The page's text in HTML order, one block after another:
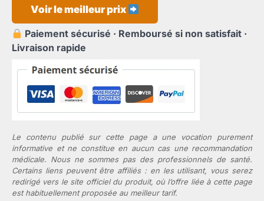
Voir le meilleur prix
Paiement sécurisé · Remboursé si non satisfait ·
Livraison rapide
Le contenu publié sur cette page a une vocation purement
informative et ne constitue en aucun cas une recommandation
médicale. Nous ne sommes pas des professionnels de santé.
Certains liens peuvent être affiliés : en les utilisant, vous serez
redirigé vers le site officiel du produit, où l’offre liée à cette page
est habituellement proposée au meilleur tarif.